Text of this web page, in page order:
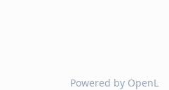
Powered by OpenL